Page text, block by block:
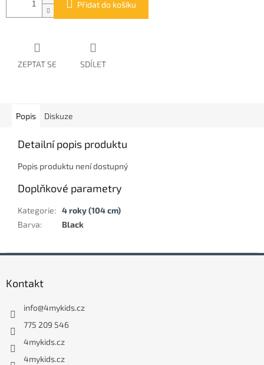
Přidat do košíku
ZEPTAT SE SDÍLET
Popis Diskuze
Detailní popis produktu
Popis produktu není dostupný
Doplňkové parametry
Kategorie: 4 roky (104 cm)
Barva: Black
Kontakt
info@4mykids.cz
775 209 546
4mykids.cz
4mykids.cz